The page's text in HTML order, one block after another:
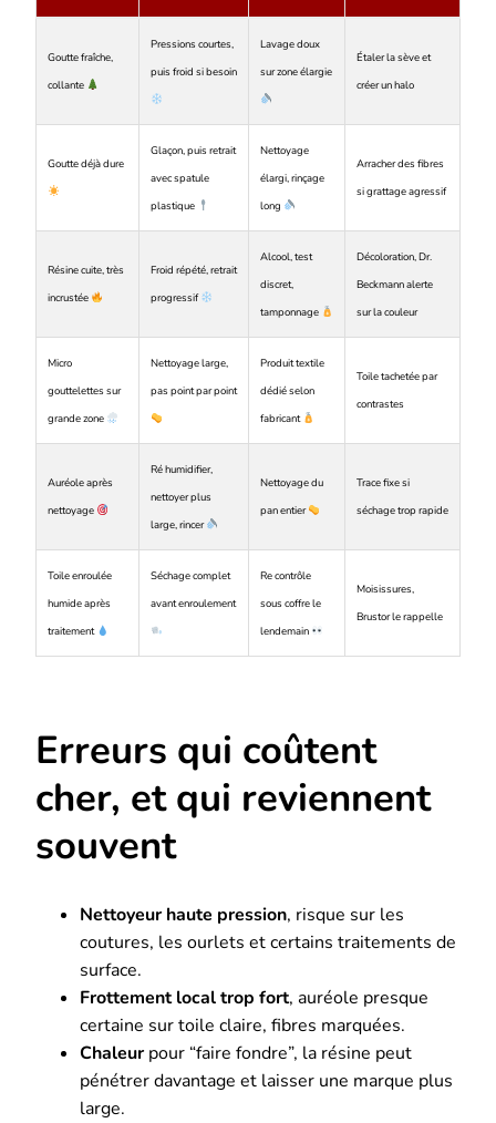
Goutte fraîche,
collante
Pressions courtes,
puis froid si besoin
Lavage doux
sur zone élargie
Étaler la sève et
créer un halo
Goutte déjà dure
Glaçon, puis retrait
avec spatule
plastique
Nettoyage
élargi, rinçage
long
Arracher des fibres
si grattage agressif
Résine cuite, très
incrustée
Froid répété, retrait
progressif
Alcool, test
discret,
tamponnage
Décoloration, Dr.
Beckmann alerte
sur la couleur
Micro
gouttelettes sur
grande zone
Nettoyage large,
pas point par point
Produit textile
dédié selon
fabricant
Toile tachetée par
contrastes
Auréole après
nettoyage
Ré humidifier,
nettoyer plus
large, rincer
Nettoyage du
pan entier
Trace fixe si
séchage trop rapide
Toile enroulée
humide après
traitement
Séchage complet
avant enroulement
Re contrôle
sous coffre le
lendemain
Moisissures,
Brustor le rappelle
Erreurs qui coûtent
cher, et qui reviennent
souvent
Nettoyeur haute pression, risque sur les
coutures, les ourlets et certains traitements de
surface.
Frottement local trop fort, auréole presque
certaine sur toile claire, fibres marquées.
Chaleurpour “faire fondre”, la résine peut
pénétrer davantage et laisser une marque plus
large.